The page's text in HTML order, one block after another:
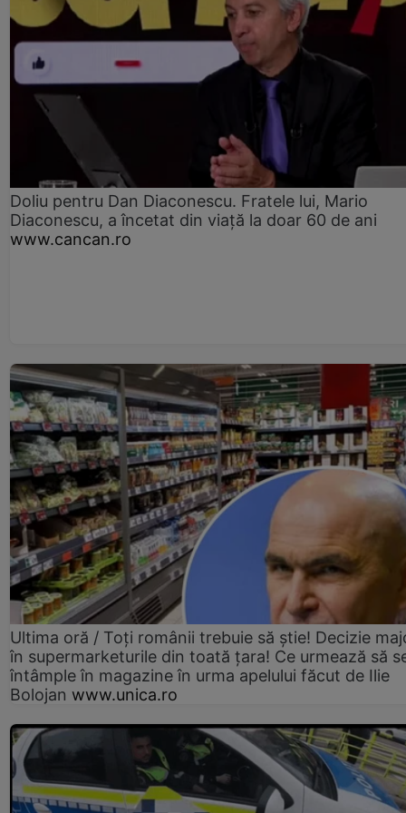
Doliu pentru Dan Diaconescu. Fratele lui, Mario
Diaconescu, a încetat din viață la doar 60 de ani
www.cancan.ro
Ultima oră / Toți românii trebuie să știe! Decizie
în supermarketurile din toată țara! Ce urmează să
întâmple în magazine în urma apelului făcut de Ilie
Bolojan www.unica.ro